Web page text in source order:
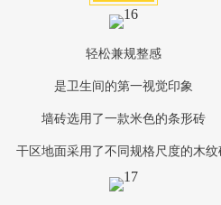
轻松兼规整感
是卫生间的第一视觉印象
墙砖选用了一款米色的条形砖
干区地面采用了不同规格尺度的木纹